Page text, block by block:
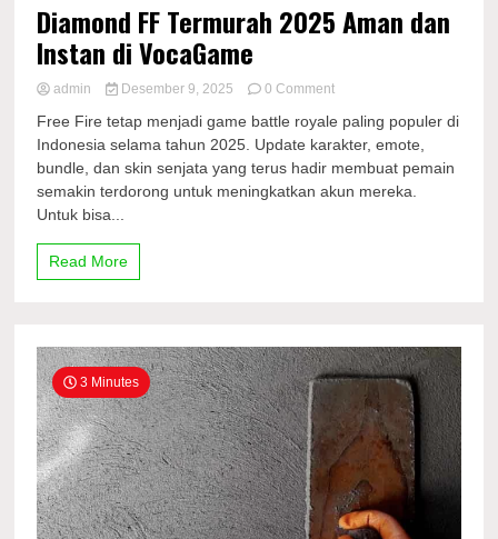
Diamond FF Termurah 2025 Aman dan
Instan di VocaGame
admin Desember 9, 2025 0 Commenton
FF
Termurah
2025
Aman
Free Fire tetap menjadi game battle royale paling populer di
Indonesia selama tahun 2025. Update karakter, emote,
bundle, dan skin senjata yang terus hadir membuat pemain
semakin terdorong untuk meningkatkan akun mereka.
Untuk bisa...
Read More
3 Minutes